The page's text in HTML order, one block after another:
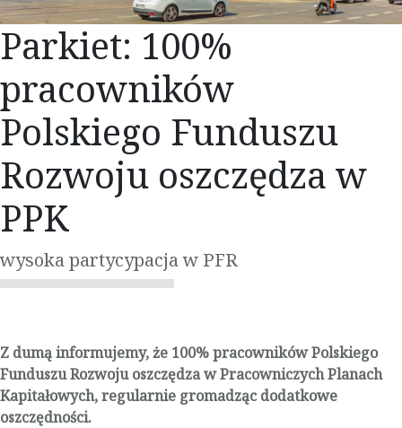
Parkiet: 100%
pracowników
Polskiego Funduszu
Rozwoju oszczędza w
PPK
wysoka partycypacja w PFR
Z dumą informujemy, że 100% pracowników Polskiego
Funduszu Rozwoju oszczędza w Pracowniczych Planach
Kapitałowych, regularnie gromadząc dodatkowe
oszczędności.